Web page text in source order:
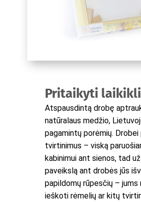
Pritaikyti
Atspausdintą drobę
natūralaus medžio,
pagamintų porėmių.
tvirtinimus – viską
kabinimui ant sienos, tad
paveikslą ant drobės jūs
papildomų rūpesčių – jums
ieškoti rėmelių ar kitų